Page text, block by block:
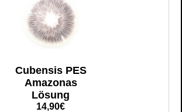
Cubensis PES
Amazonas
Lösung
14,90€